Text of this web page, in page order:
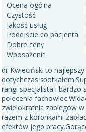
Ocena ogólna
Czystość
Jakość usług
Podejście do pacjenta
Dobre ceny
Wposażenie
dr Kwieciński to
dotychczas
rangi specjalista i bardzo
polecenia
zwielokratnia zabiegów
razem z koronkami
efektów jego